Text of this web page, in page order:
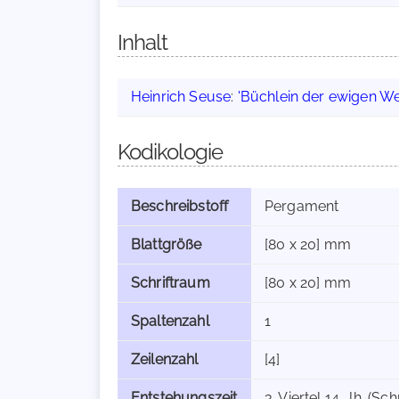
Inhalt
Heinrich Seuse: 'Büchlein der ewigen
Kodikologie
Beschreibstoff Pergament
Blattgröße [80 x 20] mm
Schriftraum [80 x 20] mm
Spaltenzahl 1
Zeilenzahl [4]